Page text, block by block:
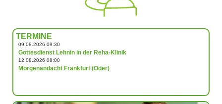
TERMINE
09.08.2026 09:30
Gottesdienst Lehnin in der Reha-Klinik
12.08.2026 08:00
Morgenandacht Frankfurt (Oder)